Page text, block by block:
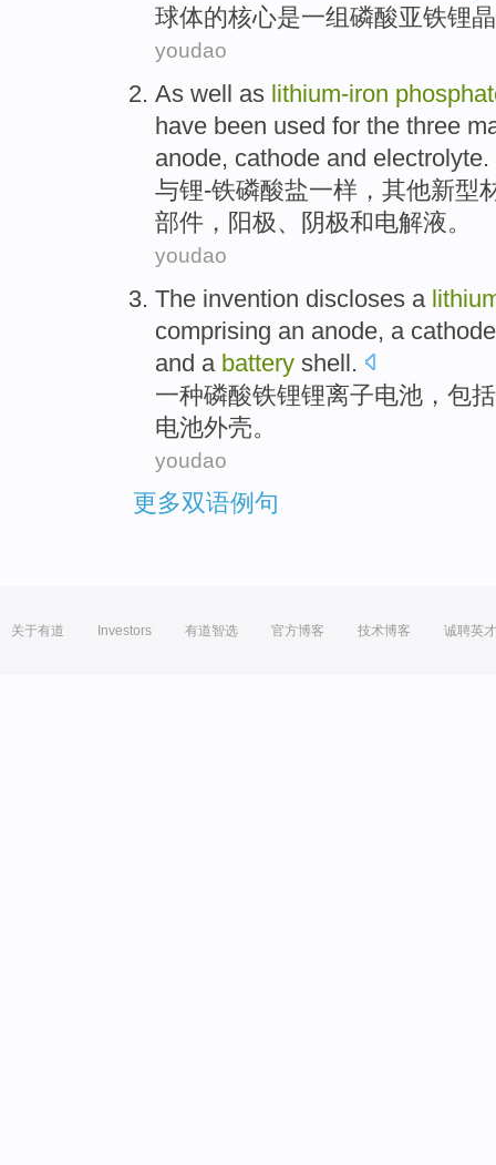
球体的核心是一组磷酸亚铁锂
youdao
As well as lithium-iron
have been used for the three
anode, cathode and electrolyte.
与锂-铁磷酸盐一样， 其他新型
部件 ， 阳极、 阴极和电解液。
youdao
The invention discloses a
comprising an anode, a cathode
and a battery shell.
一种磷酸铁锂锂离子电池 ， 包括
电池外壳。
youdao
更多双语例句
关于有道 Investors 有道智选 官方博客 技术博客 诚聘英才